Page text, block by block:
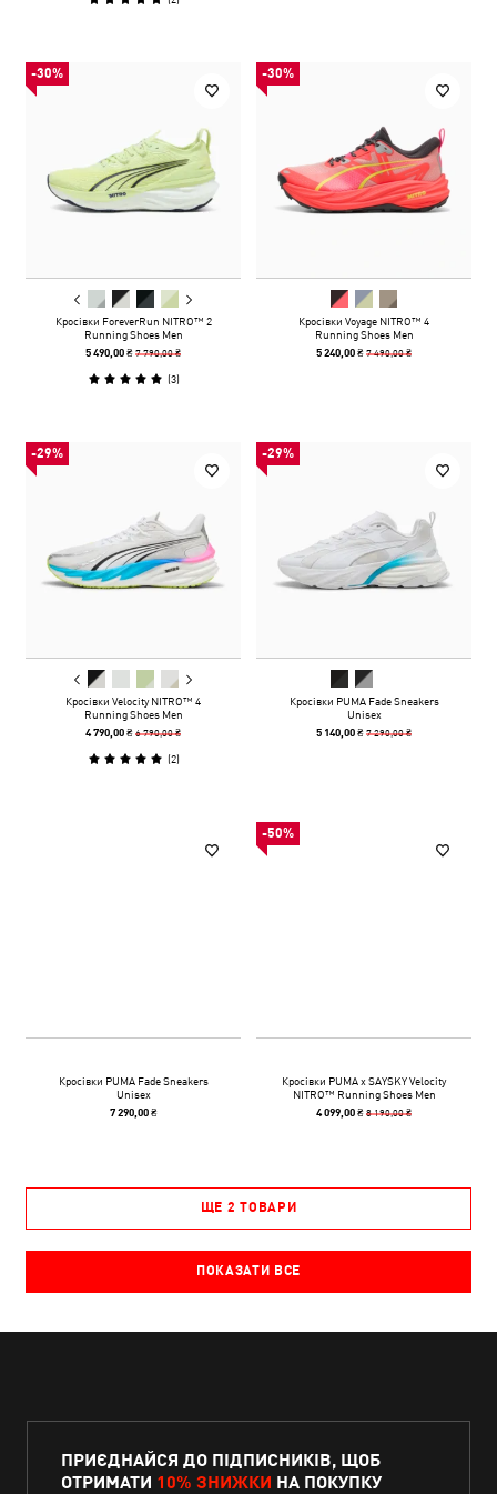
-30%
Кросівки ForeverRun NITRO™ 2
Running Shoes Men
5 490,00 ₴7 790,00 ₴
(3)
-30%
Кросівки Voyage NITRO™ 4
Running Shoes Men
5 240,00 ₴7 490,00 ₴
-29%
Кросівки Velocity NITRO™ 4
Running Shoes Men
4 790,00 ₴6 790,00 ₴
(2)
-29%
Кросівки PUMA Fade Sneakers
Unisex
5 140,00 ₴7 290,00 ₴
Кросівки PUMA Fade Sneakers
Unisex
7 290,00 ₴
-50%
Кросівки PUMA x SAYSKY Velocity
NITRO™ Running Shoes Men
4 099,00 ₴8 190,00 ₴
ЩЕ 2 ТОВАРИ
ПОКАЗАТИ ВСЕ
ПРИЄДНАЙСЯ ДО ПІДПИСНИКІВ, ЩОБ
ОТРИМАТИ 10% ЗНИЖКИ НА ПОКУПКУ